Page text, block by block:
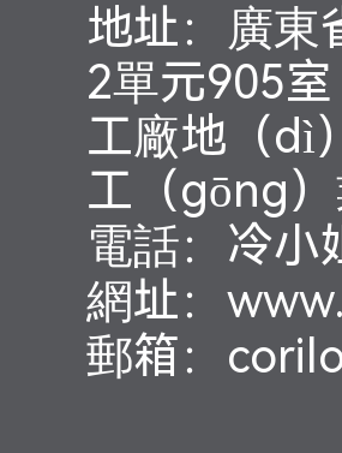
地址：廣東
2單元905室
工廠地（dì
工（gōng
電話：冷小
網址：
郵箱：